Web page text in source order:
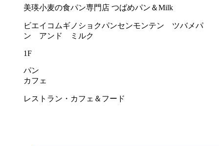
美瑛小麦の食パン専門店 つばめパン＆Milk
ビエイコムギノショクパンセンモンテン ツバメパ
ン アンド ミルク
1F
パン
カフェ
レストラン・カフェ＆フード